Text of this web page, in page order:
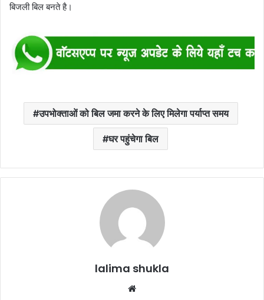
बिजली बिल बनते है।
उपभोक्ताओं को बिल जमा करने के लिए मिलेगा पर्याप्त समय
घर पहुंचेगा बिल
lalima shukla